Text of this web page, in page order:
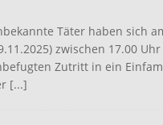
Täter haben sich
zwischen 17.00
Zutritt in ein
[...]